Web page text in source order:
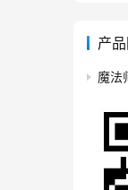
产
魔法